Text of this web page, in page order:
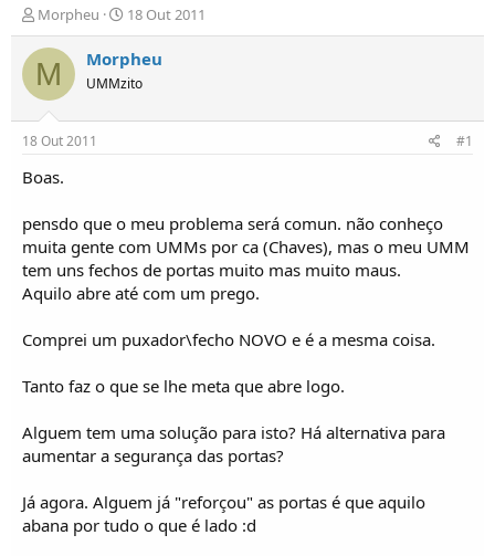
I
n
i
c
i
d
o
r
T
ó
p
i
s
Morpheu
D
a
t
a
d
o
18 Out 2011
M Morpheu
UMMzito
18 Out 2011 #1
Boas.
pensdo que o meu problema será comun. não conheço
muita gente com UMMs por ca (Chaves), mas o meu UMM
tem uns fechos de portas muito mas muito maus.
Aquilo abre até com um prego.
Comprei um puxador\fecho NOVO e é a mesma coisa.
Tanto faz o que se lhe meta que abre logo.
Alguem tem uma solução para isto? Há alternativa para
aumentar a segurança das portas?
Já agora. Alguem já "reforçou" as portas é que aquilo
abana por tudo o que é lado :d